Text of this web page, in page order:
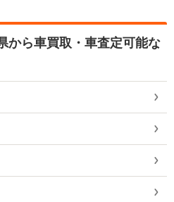
から車買取・車査定可能な